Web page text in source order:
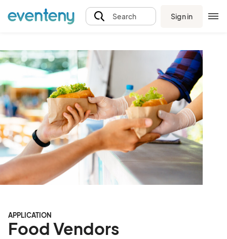
Search Sign in
APPLICATION
Food Vendors